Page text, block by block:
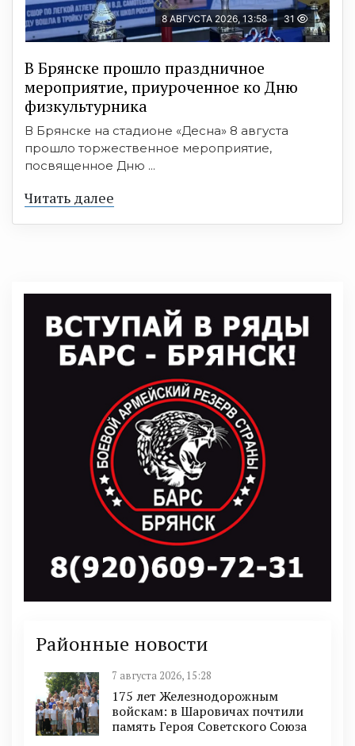
8 АВГУСТА 2026, 13:58 31
В Брянске прошло праздничное
мероприятие, приуроченное ко Дню
физкультурника
В Брянске на стадионе «Десна» 8 августа
прошло торжественное мероприятие,
посвященное Дню ...
Читать далее
Районные новости
7 августа 2026, 15:28
175 лет Железнодорожным
войскам: в Шаровичах почтили
память Героя Советского Союза